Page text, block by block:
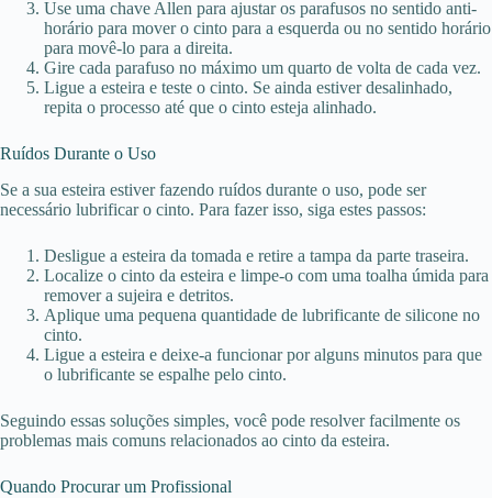
Use uma chave Allen para ajustar os parafusos no sentido anti-
horário para mover o cinto para a esquerda ou no sentido horário
para movê-lo para a direita.
Gire cada parafuso no máximo um quarto de volta de cada vez.
Ligue a esteira e teste o cinto. Se ainda estiver desalinhado,
repita o processo até que o cinto esteja alinhado.
Ruídos Durante o Uso
Se a sua esteira estiver fazendo ruídos durante o uso, pode ser
necessário lubrificar o cinto. Para fazer isso, siga estes passos:
Desligue a esteira da tomada e retire a tampa da parte traseira.
Localize o cinto da esteira e limpe-o com uma toalha úmida para
remover a sujeira e detritos.
Aplique uma pequena quantidade de lubrificante de silicone no
cinto.
Ligue a esteira e deixe-a funcionar por alguns minutos para que
o lubrificante se espalhe pelo cinto.
Seguindo essas soluções simples, você pode resolver facilmente os
problemas mais comuns relacionados ao cinto da esteira.
Quando Procurar um Profissional